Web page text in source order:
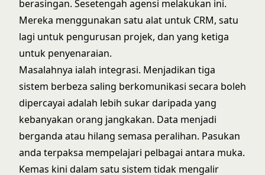
berasingan. Sesetengah agensi melakukan ini.
Mereka menggunakan satu alat untuk CRM, satu
lagi untuk pengurusan projek, dan yang ketiga
untuk penyenaraian.
Masalahnya ialah integrasi. Menjadikan tiga
sistem berbeza saling berkomunikasi secara boleh
dipercayai adalah lebih sukar daripada yang
kebanyakan orang jangkakan. Data menjadi
berganda atau hilang semasa peralihan. Pasukan
anda terpaksa mempelajari pelbagai antara muka.
Kemas kini dalam satu sistem tidak mengalir